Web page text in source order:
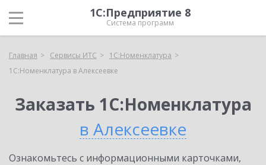
1С:Предприятие 8
Система программ
Главная Сервисы ИТС
1С:Номенклатура
1С:Номенклатура в Алексеевке
Заказать 1С:Номенклатура
в Алексеевке
Ознакомьтесь с информационными карточками,